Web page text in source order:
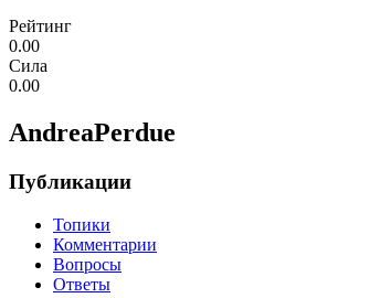
Рейтинг
0.00
Сила
0.00
AndreaPerdue
Публикации
Топики
Комментарии
Вопросы
Ответы